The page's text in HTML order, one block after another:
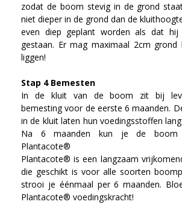
zodat de boom stevig in de grond
niet dieper in de grond dan de
even diep geplant worden als dat
gestaan. Er mag maximaal 2cm
liggen!
Stap 4 Bemesten
In de kluit van de boom zit bij
bemesting voor de eerste 6 maanden.
in de kluit laten hun voedingsstoffen
Na 6 maanden kun je de boom
Plantacote®
Plantacote® is een langzaam
die geschikt is voor alle soorten
strooi je éénmaal per 6 maanden.
Plantacote® voedingskracht!